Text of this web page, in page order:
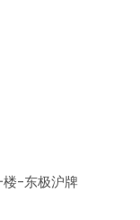
楼-东极沪牌